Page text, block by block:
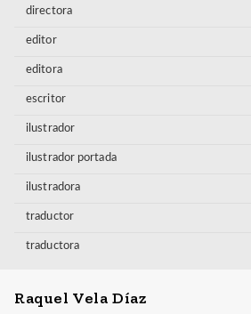
directora
editor
editora
escritor
ilustrador
ilustrador portada
ilustradora
traductor
traductora
Raquel Vela Díaz